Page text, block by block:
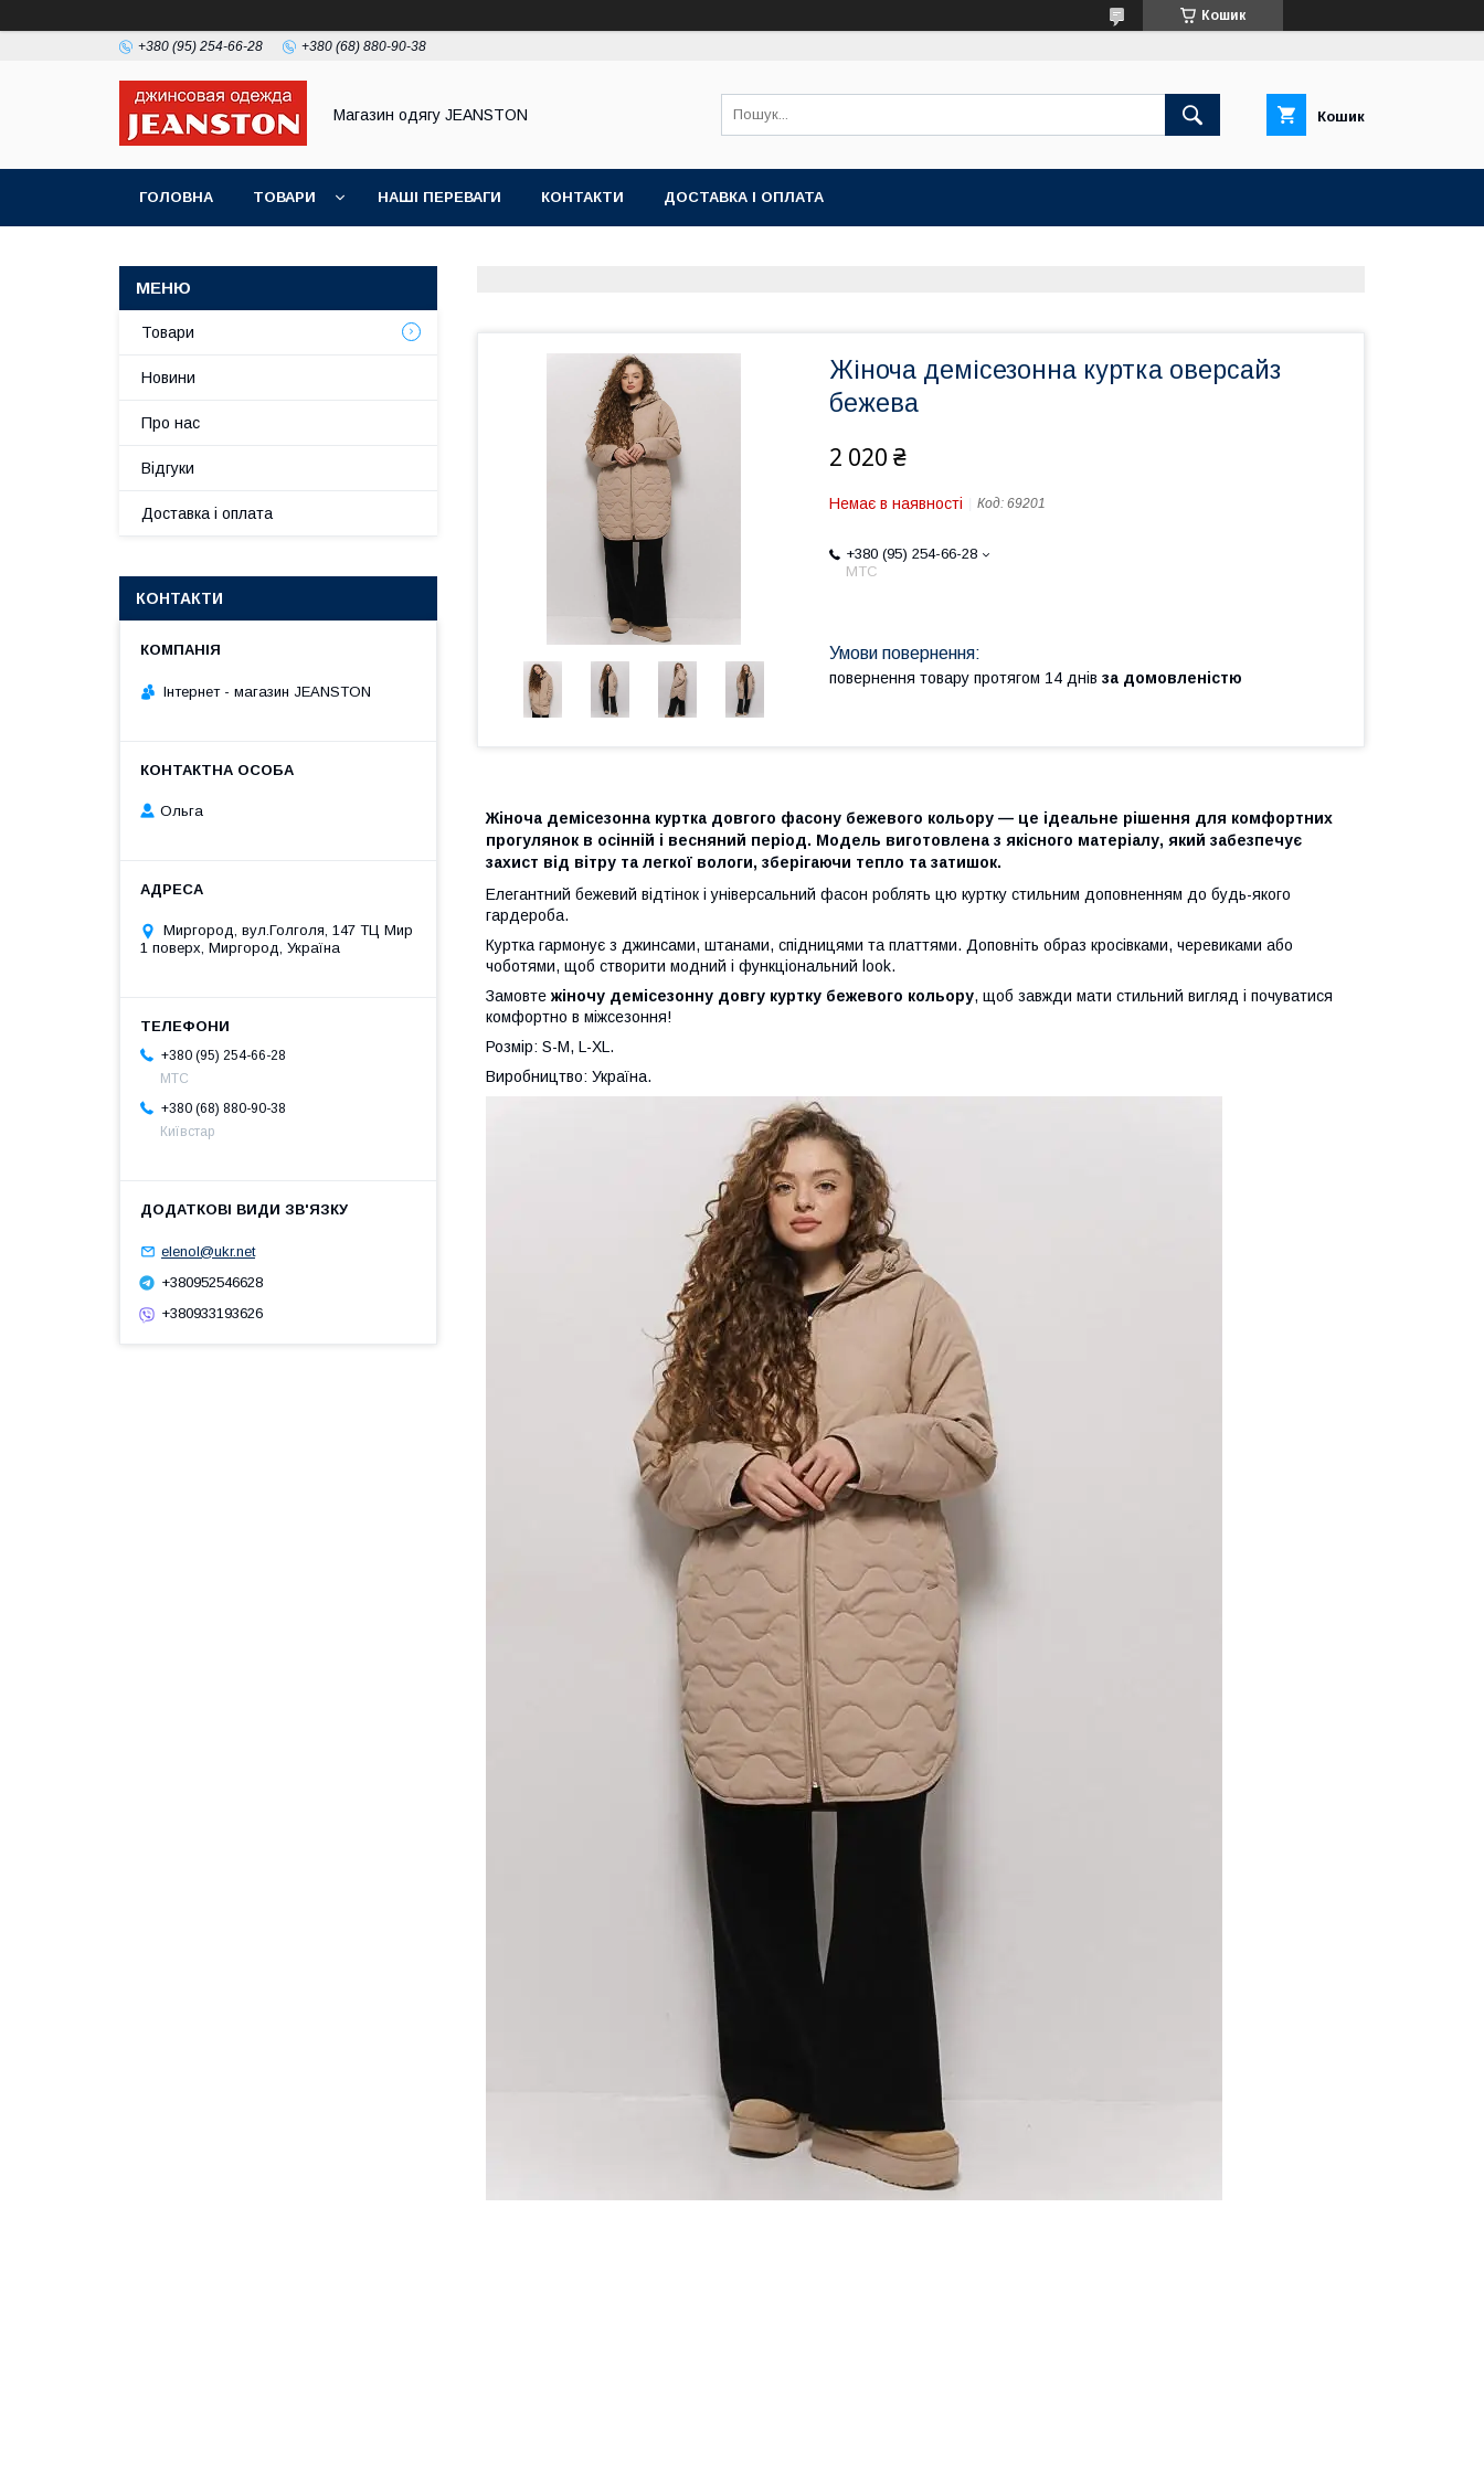
Кошик
+380 (95) 254-66-28 +380 (68) 880-90-38
Магазин одягу JEANSTON Кошик
ГОЛОВНА ТОВАРИ НАШІ ПЕРЕВАГИ КОНТАКТИ ДОСТАВКА І ОПЛАТА
Жіноча демісезонна куртка оверсайз
бежева
2 020 ₴
Немає в наявності Код: 69201
+380 (95) 254-66-28
МТС
повернення товару протягом 14 днів за домовленістю
Жіноча демісезонна куртка довгого фасону бежевого кольору — це ідеальне рішення для комфортних
прогулянок в осінній і весняний період. Модель виготовлена з якісного матеріалу, який забезпечує
захист від вітру та легкої вологи, зберігаючи тепло та затишок.
Елегантний бежевий відтінок і універсальний фасон роблять цю куртку стильним доповненням до будь-якого
гардероба.
Куртка гармонує з джинсами, штанами, спідницями та платтями. Доповніть образ кросівками, черевиками або
чоботями, щоб створити модний і функціональний look.
Замовте жіночу демісезонну довгу куртку бежевого кольору, щоб завжди мати стильний вигляд і почуватися
комфортно в міжсезоння!
Розмір: S-M, L-XL.
Виробництво: Україна.
Товари
Новини
Про нас
Відгуки
Доставка і оплата
КОНТАКТИ
Інтернет - магазин JEANSTON
Ольга
Миргород, вул.Голголя, 147 ТЦ Мир
1 поверх, Миргород, Україна
+380 (95) 254-66-28
МТС
+380 (68) 880-90-38
Київстар
elenol@ukr.net
+380952546628
+380933193626